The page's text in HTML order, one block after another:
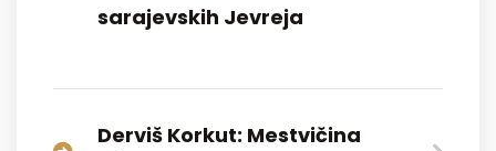
sarajevskih Jevreja
Derviš Korkut: Mestvičina